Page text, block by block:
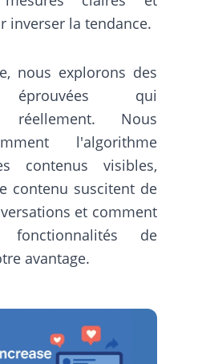
inverser la tendance.
nous explorons des
éprouvées qui
réellement. Nous
l'algorithme
contenus visibles,
contenu suscitent de
et comment
de
avantage.